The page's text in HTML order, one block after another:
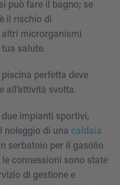
può fare il bagno; se
il rischio di
altri microrganismi
salute.
piscina perfetta deve
all’attività svolta.
impianti sportivi,
noleggio di una caldaia
serbatoio per il gasolio
connessioni sono state
di gestione e